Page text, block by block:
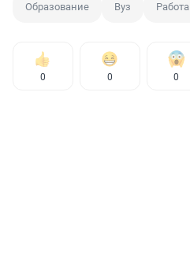
Образование Вуз Работа
0 0 0